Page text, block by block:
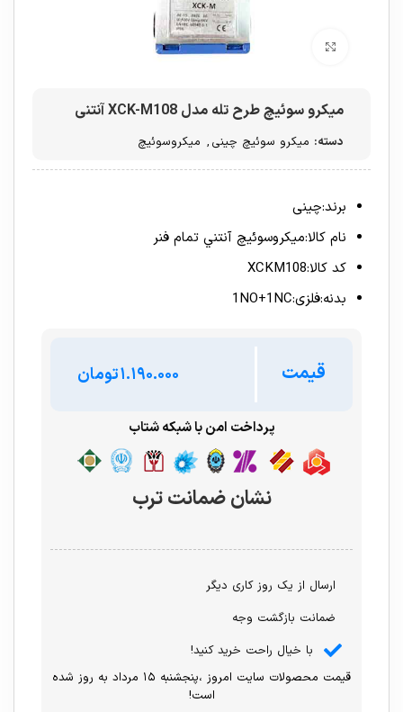
برای بزرگنمایی کلیک کنید
میکرو سوئیچ طرح تله مدل XCK-M108 آنتنی
دسته: میکرو سوئیچ چینی , میکروسوئیچ
برند:چینی
نام کالا:ميکروسوئيچ آنتني تمام فنر
کد کالا:XCKM108
بدنه:فلزی:1NO+1NC
قیمت تومان
پرداخت امن با شبکه شتاب
نشان ضمانت ترب
ارسال از یک روز کاری دیگر
ضمانت بازگشت وجه
با خیال راحت خرید کنید!
قیمت محصولات سایت امروز ،پنجشنبه ۱۵ مرداد به روز شده
است!